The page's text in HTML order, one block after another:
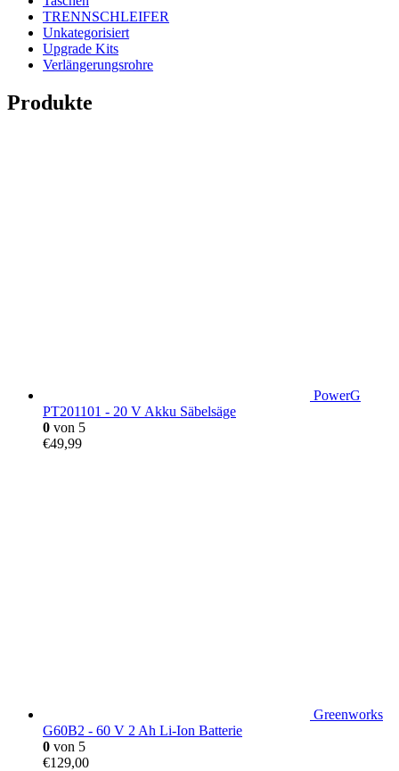
TRENNSCHLEIFER
Unkategorisiert
Upgrade Kits
Verlängerungsrohre
Produkte
PowerG
PT201101 - 20 V Akku Säbelsäge
0 von 5
€49,99
Greenworks
G60B2 - 60 V 2 Ah Li-Ion Batterie
0 von 5
€129,00